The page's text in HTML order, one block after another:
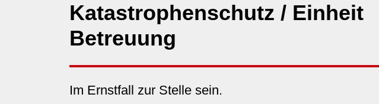
Katastrophenschutz / Einheit
Betreuung
Im Ernstfall zur Stelle sein.